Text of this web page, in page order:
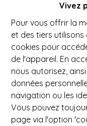
Vivez
Pour vous offrir la
et des tiers
cookies pour
de l'appareil. En
nous autorisez,
données
navigation ou les
Vous pouvez
page via l'option
Oups,
À Vendre